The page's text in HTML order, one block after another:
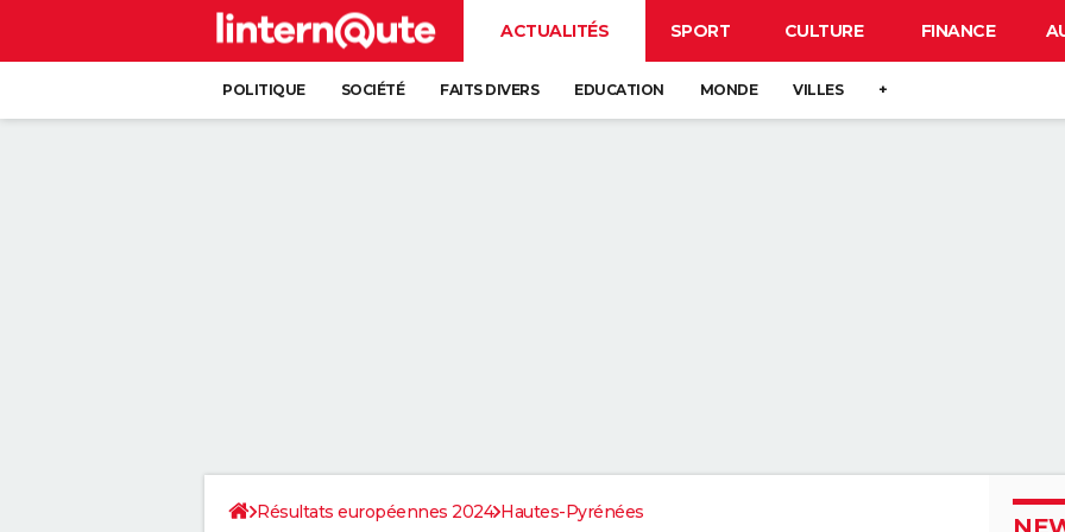
ACTUALITÉS SPORT CULTURE FINANCE
POLITIQUE SOCIÉTÉ FAITS DIVERS EDUCATION MONDE VILLES +
Résultats européennes 2024 Hautes-Pyrénées